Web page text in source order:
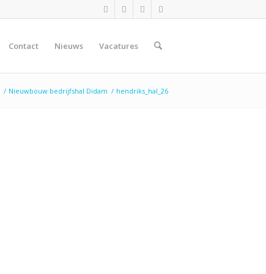
Contact Nieuws Vacatures
/ Nieuwbouw bedrijfshal Didam / hendriks_hal_26